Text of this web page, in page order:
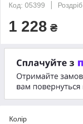
Код: 05399
Роздріб
1 228 ₴
Колір